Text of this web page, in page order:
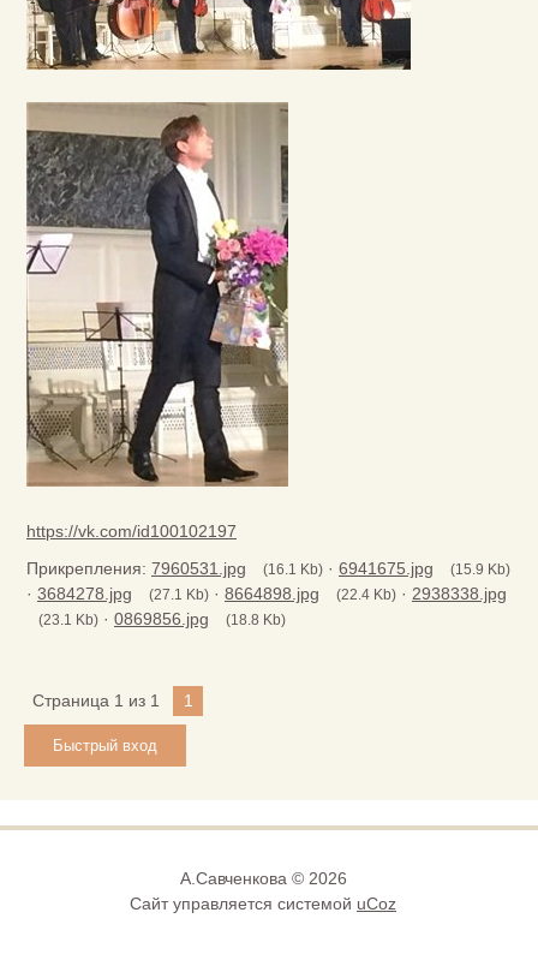
https://vk.com/id100102197
Прикрепления: 7960531.jpg (16.1 Kb) · 6941675.jpg (15.9 Kb)
· 3684278.jpg (27.1 Kb) · 8664898.jpg (22.4 Kb) · 2938338.jpg
(23.1 Kb) · 0869856.jpg (18.8 Kb)
Страница 1 из 1 1
А.Савченкова © 2026
Сайт управляется системой uCoz